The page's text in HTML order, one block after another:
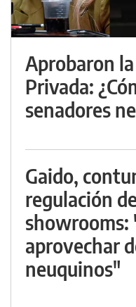
Aprobaron
Privada:
senadores
Gaido,
regulación
showrooms:
aprovechar
neuquinos"